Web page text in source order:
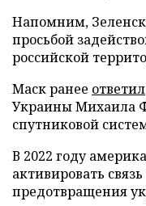
Напомним,
просьбой
российской
Маск ранее ответил
Украины Михаила
спутниковой
В 2022 году
активировать
предотвращения